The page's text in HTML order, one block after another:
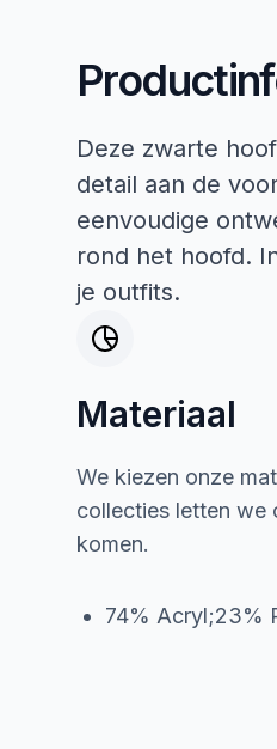
Deze zwarte
detail aan de
eenvoudige
rond het hoofd.
je outfits.
Materiaal
We kiezen onze
collecties letten we
komen.
74% Acryl;23%